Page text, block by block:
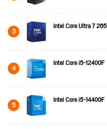
3 Intel Core Ultra 7 265
4 Intel Core i5-12400F
5 Intel Core i5-14400F